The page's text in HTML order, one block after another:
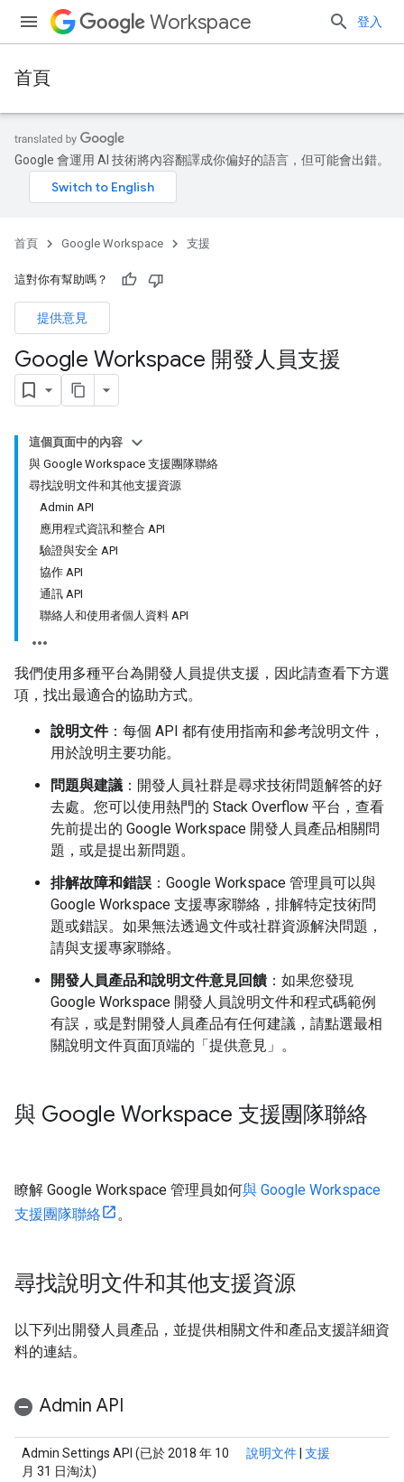
Workspace 登入
首頁
Google 會運用 AI 技術將內容翻譯成你偏好的語言，但可能會出錯。
首頁 Google Workspace 支援
這對你有幫助嗎？
提供意見
Google Workspace 開發人員支援
這個頁面中的內容
與 Google Workspace 支援團隊聯絡
尋找說明文件和其他支援資源
Admin API
應用程式資訊和整合 API
驗證與安全 API
協作 API
通訊 API
聯絡人和使用者個人資料 API
我們使用多種平台為開發人員提供支援，因此請查看下方選
項，找出最適合的協助方式。
說明文件：每個 API 都有使用指南和參考說明文件，
用於說明主要功能。
問題與建議 ：開發人員社群是尋求技術問題解答的好
去處。您可以使用熱門的 Stack Overflow 平台，查看
先前提出的 Google Workspace 開發人員產品相關問
題，或是提出新問題。
排解故障和錯誤 ：Google Workspace 管理員可以與
Google Workspace 支援專家聯絡，排解特定技術問
題或錯誤。如果無法透過文件或社群資源解決問題，
請與支援專家聯絡。
開發人員產品和說明文件意見回饋：如果您發現
Google Workspace 開發人員說明文件和程式碼範例
有誤，或是對開發人員產品有任何建議，請點選最相
關說明文件頁面頂端的「提供意見」 。
與 Google Workspace 支援團隊聯絡
瞭解 Google Workspace 管理員如何與 Google Workspace
支援團隊聯絡
。
尋找說明文件和其他支援資源
以下列出開發人員產品，並提供相關文件和產品支援詳細資
料的連結。
Admin API
Admin Settings API (已於 2018 年 10
月 31 日淘汰)
說明文件 支援